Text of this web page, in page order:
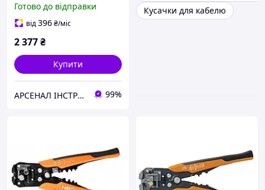
Готово до відправки
від396₴/міс
2 377₴
Купити
АРСЕНАЛ ІНСТРУМЕНТА 99%
Кусачки для кабелю